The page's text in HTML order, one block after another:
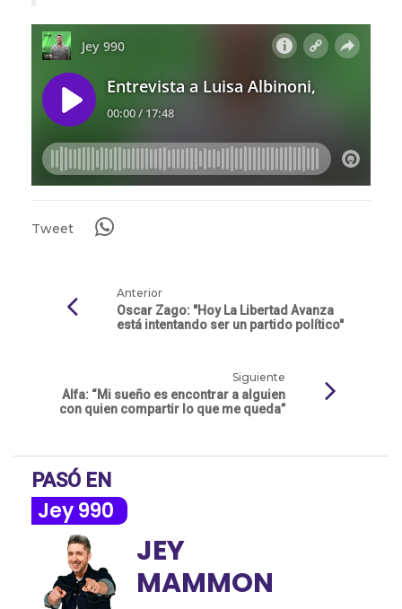
Tweet
Anterior
Oscar Zago: "Hoy La Libertad Avanza
está intentando ser un partido político"
Siguiente
Alfa: “Mi sueño es encontrar a alguien
con quien compartir lo que me queda”
PASÓ EN
Jey 990
JEY
MAMMON